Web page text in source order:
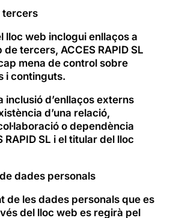
tercers
lloc web inclogui enllaços a
tercers, ACCES RAPID SL
mena de control sobre
i continguts.
inclusió d’enllaços externs
d’una relació,
o dependència
RAPID SL i el titular del lloc
dades personals
de les dades personals que es
del lloc web es regirà pel